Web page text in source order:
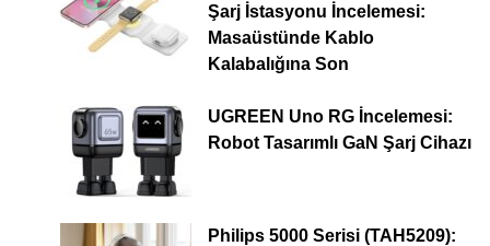
Şarj İstasyonu İncelemesi:
Masaüstünde Kablo
Kalabalığına Son
UGREEN Uno RG İncelemesi:
Robot Tasarımlı GaN Şarj Cihazı
Philips 5000 Serisi (TAH5209):